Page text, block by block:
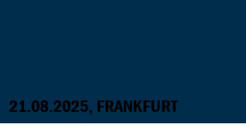
21.08.2025, FRANKFURT